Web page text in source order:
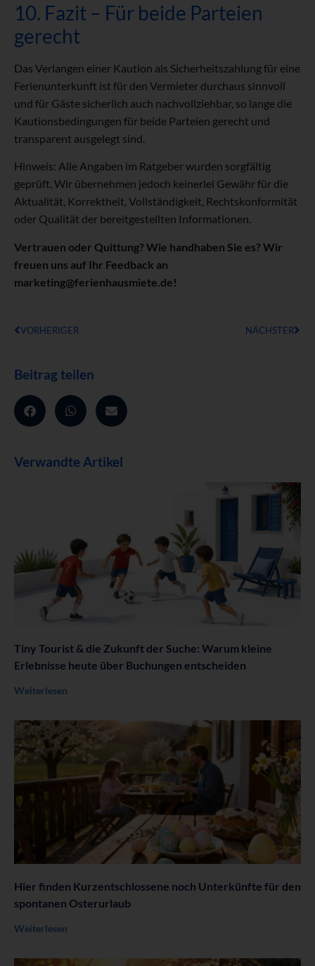
10. Fazit – Für beide Parteien
gerecht
Das Verlangen einer Kaution als Sicherheitszahlung für eine
Ferienunterkunft ist für den Vermieter durchaus sinnvoll
und für Gäste sicherlich auch nachvollziehbar, so lange die
Kautionsbedingungen für beide Parteien gerecht und
transparent ausgelegt sind.
Hinweis: Alle Angaben im Ratgeber wurden sorgfältig
geprüft. Wir übernehmen jedoch keinerlei Gewähr für die
Aktualität, Korrektheit, Vollständigkeit, Rechtskonformität
oder Qualität der bereitgestellten Informationen.
Vertrauen oder Quittung? Wie handhaben Sie es? Wir
freuen uns auf Ihr Feedback an
marketing@ferienhausmiete.de!
VORHERIGER NÄCHSTER
Beitrag teilen
Verwandte Artikel
Tiny Tourist & die Zukunft der Suche: Warum kleine
Erlebnisse heute über Buchungen entscheiden
Weiterlesen
Hier finden Kurzentschlossene noch Unterkünfte für den
spontanen Osterurlaub
Weiterlesen